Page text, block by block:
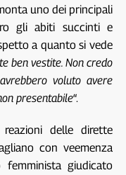
uno dei principali
gli abiti succinti e
a quanto si vede
ben vestite. Non credo
voluto avere
presentabile“.
delle dirette
con veemenza
giudicato